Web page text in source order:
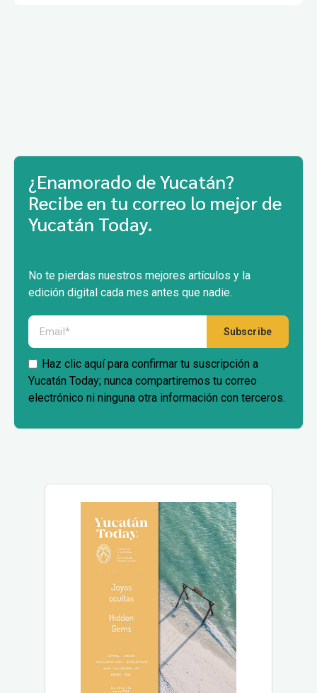
¿Enamorado de Yucatán?
Recibe en tu correo lo mejor de
Yucatán Today.
No te pierdas nuestros mejores artículos y la
edición digital cada mes antes que nadie.
Haz clic aquí para confirmar tu suscripción a
Yucatán Today; nunca compartiremos tu correo
electrónico ni ninguna otra información con terceros.